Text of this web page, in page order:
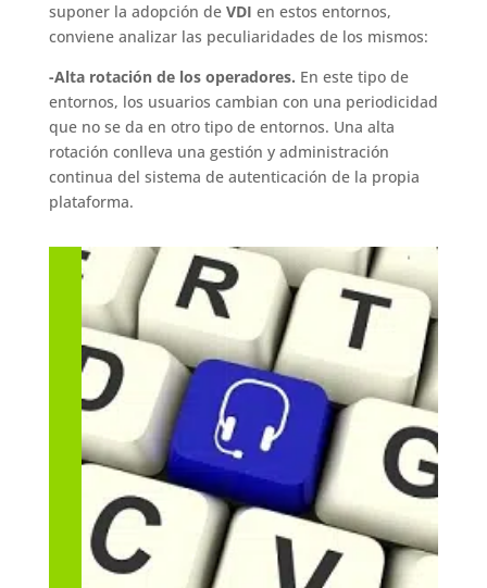
suponer la adopción de VDI en estos entornos,
conviene analizar las peculiaridades de los mismos:
-Alta rotación de los operadores. En este tipo de
entornos, los usuarios cambian con una periodicidad
que no se da en otro tipo de entornos. Una alta
rotación conlleva una gestión y administración
continua del sistema de autenticación de la propia
plataforma.